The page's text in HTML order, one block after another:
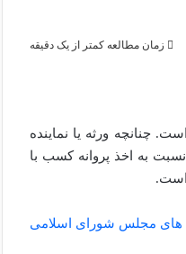
زمان مطالعه کمتر از یک دقیقه
چنانچه ورثه یا نماینده
به اخذ پروانه کسب با
است.
های مجلس شورای اسلامی